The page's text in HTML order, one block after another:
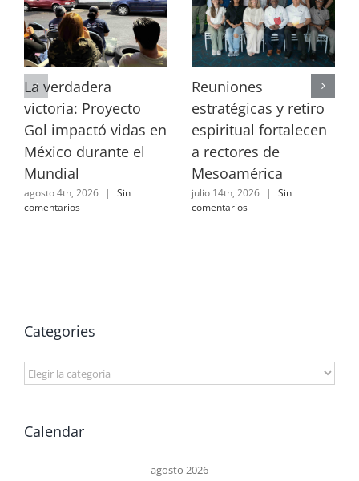
La verdadera
victoria: Proyecto
Gol impactó vidas en
México durante el
Mundial
agosto 4th, 2026 |
Sin
comentarios
Reuniones
estratégicas y retiro
espiritual fortalecen
a rectores de
Mesoamérica
julio 14th, 2026 |
Sin
comentarios
Categories
Categories
Calendar
agosto 2026